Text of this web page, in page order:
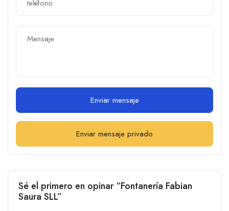
Enviar mensaje
Enviar mensaje privado
Sé el primero en opinar “Fontanería Fabian
Saura SLL”